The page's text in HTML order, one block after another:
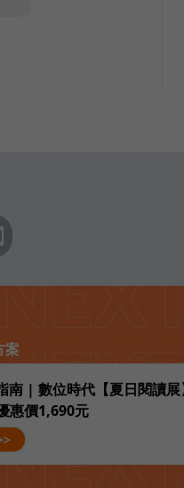
案
南 | 數位時代【夏日閱讀展
惠價1,690元